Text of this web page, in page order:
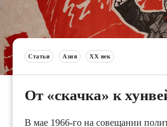
Статьи Азия XX век
От «скачка» к
В мае 1966-го на совещании